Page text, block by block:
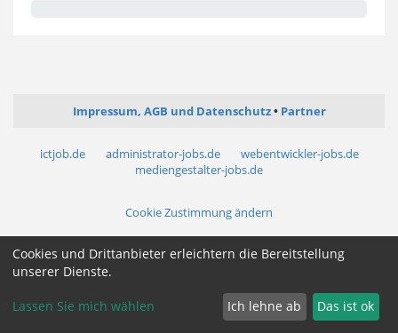
Impressum, AGB und Datenschutz Partner
ictjob.de administrator-jobs.de
webentwickler-jobs.de
mediengestalter-jobs.de
Cookie Zustimmung ändern
Cookies und Drittanbieter erleichtern die Bereitstellung
unserer Dienste.
Lassen Sie mich wählen Ich lehne ab Das ist ok